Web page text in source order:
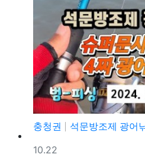
충청권
석문방조제 광어낚시 사
등록일
10.22